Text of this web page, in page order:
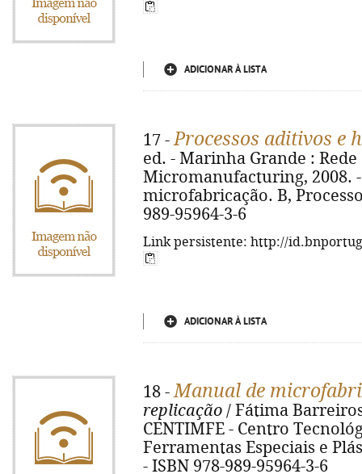
ADICIONAR À LISTA
17 -Processos aditivos e
ed. - Marinha Grande :
Micromanufacturing, 2008.
microfabricação. B,
989-95964-3-6
Link persistente: http://
ADICIONAR À LISTA
18 -Manual de
replicação / Fátima
CENTIMFE - Centro
Ferramentas Especiais e
- ISBN 978-989-95964-3-6